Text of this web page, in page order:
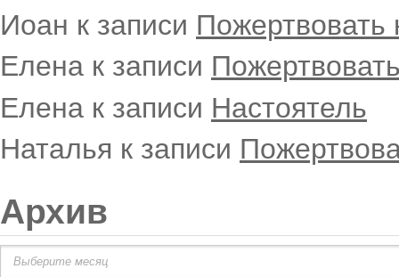
Иоан к записи Пожертвовать
Елена к записи
Елена к записи Настоятель
Наталья к записи
Архив
Архив